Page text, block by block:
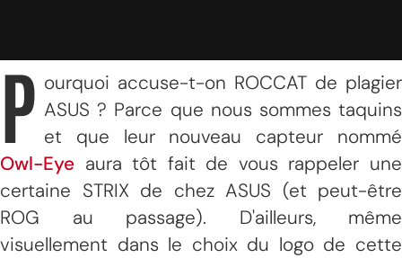
P ourquoi accuse-t-on ROCCAT de plagier
ASUS ? Parce que nous sommes taquins
et que leur nouveau capteur nommé
Owl-Eye aura tôt fait de vous rappeler une
certaine STRIX de chez ASUS (et peut-être
ROG au passage). D'ailleurs, même
visuellement dans le choix du logo de cette